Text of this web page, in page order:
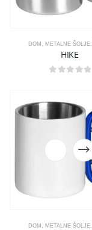
DOM , METALNE ŠOLJE,
HIKE
DOM , METALNE ŠOLJE,